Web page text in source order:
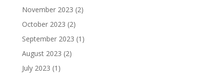
November 2023 (2)
October 2023 (2)
September 2023 (1)
August 2023 (2)
July 2023 (1)